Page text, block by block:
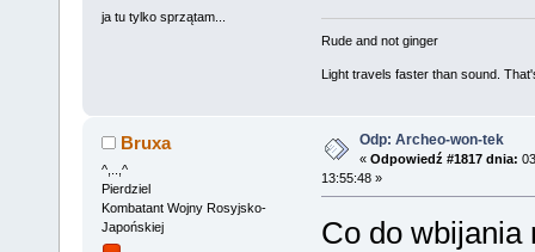
ja tu tylko sprzątam...
Rude and not ginger
Light travels faster than sound.
Bruxa
^,..,^
Pierdziel
Kombatant Wojny Rosyjsko-
Japońskiej
Odp: Archeo-won-tek
« Odpowiedź #1817 dnia:
13:55:48 »
Co do wbijania